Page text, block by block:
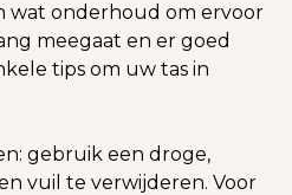
wat onderhoud om ervoor
meegaat en er goed
tips om uw tas in
gebruik een droge,
vuil te verwijderen. Voor